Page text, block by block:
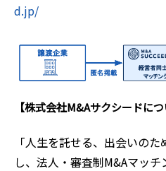
d.jp/
【株式会社M&Aサクシードにつ
「人生を託せる、出会いの
し、法人・審査制M&Aマッ